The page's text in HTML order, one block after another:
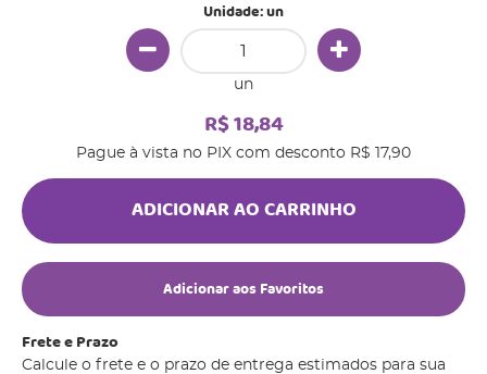
Unidade: un
un
R$ 18,84
Pague à vista no PIX com desconto R$ 17,90
ADICIONAR AO CARRINHO
Adicionar aos Favoritos
Frete e Prazo
Calcule o frete e o prazo de entrega estimados para sua